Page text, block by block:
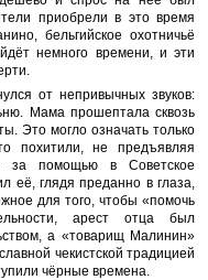
приобрели в это время
бельгийское охотничьё
немного времени, и эти
от непривычных звуков:
Мама прошептала сквозь
Это могло означать только
похитили, не предъявляя
за помощью в Советское
её, глядя преданно в глаза,
для того, чтобы «помочь
арест отца был
а «товарищ Малинин»
чекистской традицией
чёрные времена.